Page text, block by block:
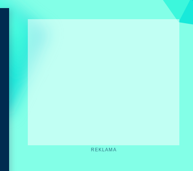
REKLAMA